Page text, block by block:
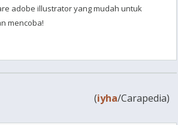
adobe illustrator yang mudah untuk
mencoba!
(iyha/Carapedia)